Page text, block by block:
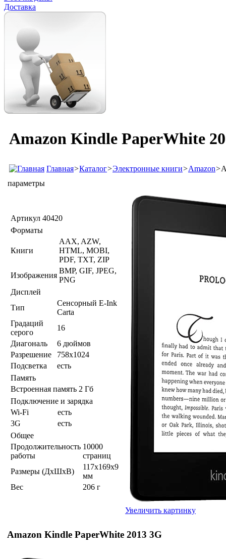
Доставка
Amazon Kindle PaperWhite
Главная>Каталог>Электронные книги>Amazon>
параметры
Артикул 40420
Форматы
Книги
AAX, AZW,
HTML, MOBI,
PDF, TXT, ZIP
Изображения
BMP, GIF, JPEG,
PNG
Дисплей
Тип
Сенсорный E-Ink
Carta
Градаций
серого
16
Диагональ
6 дюймов
Разрешение
758x1024
Подсветка
есть
Память
Встроенная память 2 Гб
Подключение и зарядка
Wi-Fi
есть
3G
есть
Общее
Продолжительность
работы
10000
страниц
Размеры (ДхШхВ)
117x169x9
мм
Вес
206 г
Увеличить картинку
Amazon Kindle PaperWhite 2013 3G